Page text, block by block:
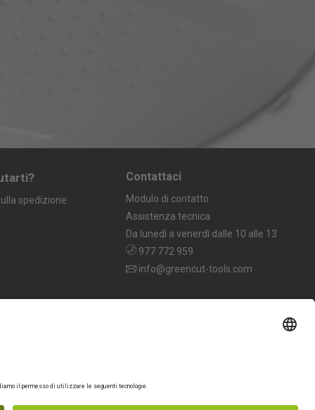
spedizione
Contattaci
Modulo di contatto
Assistenza tecnica
Da lunedì a venerdì dalle 10 alle 13
977 772 959
info@greencut-tools.com